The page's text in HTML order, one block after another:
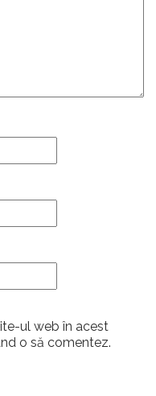
ul web în acest
o să comentez.